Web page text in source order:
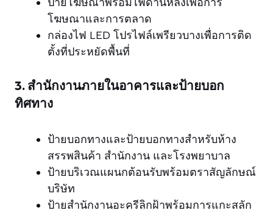
โฆษณาและการตลาด
กล่องไฟ LED โปรไฟล์เพรียวบางเพื่อการติด
ตั้งที่ประหยัดพื้นที่
3. สำนักงานภายในอาคารและป้ายบอก
ทิศทาง
ป้ายบอกทางและป้ายบอกทางสำหรับห้าง
สรรพสินค้า สำนักงาน และโรงพยาบาล
ป้ายบริเวณแผนกต้อนรับพร้อมตราสัญลักษณ์
บริษัท
ป้ายสำนักงานอะครีลิกฝ้าพร้อมการแกะสลัก